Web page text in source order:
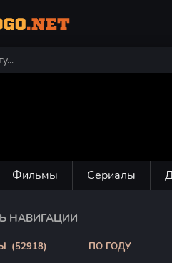
Фильмы Сериалы
НАВИГАЦИИ
(52918) ПО ГОДУ